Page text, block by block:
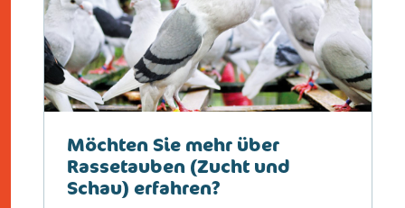
Möchten Sie mehr über
Rassetauben (Zucht und
Schau) erfahren?